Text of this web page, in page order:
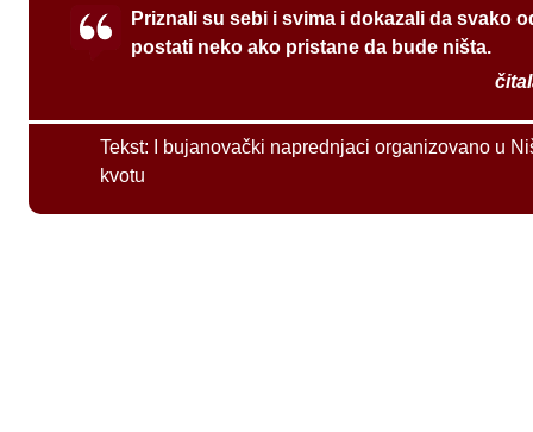
Priznali su sebi i svima i dokazali da svako
postati neko ako pristane da bude ništa.
Tekst:
I bujanovački naprednjaci organizovano u
kvotu